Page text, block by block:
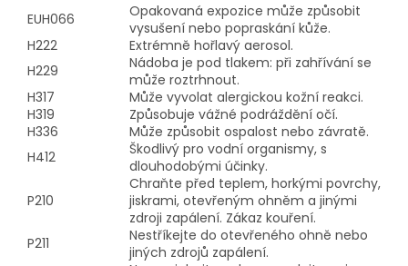
EUH066
Opakovaná expozice může způsobit
vysušení nebo popraskání kůže.
H222
Extrémně hořlavý aerosol.
H229
Nádoba je pod tlakem: při zahřívání se
může roztrhnout.
H317
Může vyvolat alergickou kožní reakci.
H319
Způsobuje vážné podráždění očí.
H336
Může způsobit ospalost nebo závratě.
H412
Škodlivý pro vodní organismy, s
dlouhodobými účinky.
P210
Chraňte před teplem, horkými povrchy,
jiskrami, otevřeným ohněm a jinými
zdroji zapálení. Zákaz kouření.
P211
Nestříkejte do otevřeného ohně nebo
jiných zdrojů zapálení.